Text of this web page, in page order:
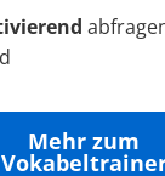
Mehr zum